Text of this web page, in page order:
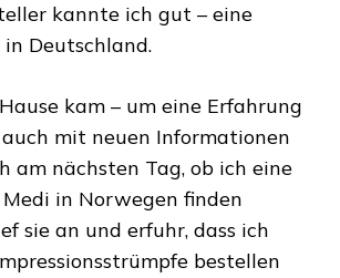
kannte ich gut – eine
Deutschland.
kam – um eine Erfahrung
mit neuen Informationen
am nächsten Tag, ob ich eine
in Norwegen finden
sie an und erfuhr, dass ich
bestellen